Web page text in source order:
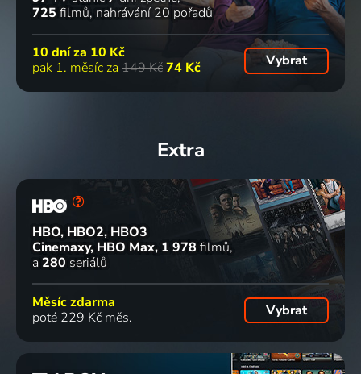
725 filmů nahrávání 20 pořadů
10 dní za 10 Kč
pak 1. měsíc za 149 Kč74 Kč Vybrat
Extra
HBO, HBO2, HBO3
Cinemaxy, HBO Max 1 978 filmů
a 280 seriálů
Měsíc zdarma
poté 229 Kč měs.
Vybrat